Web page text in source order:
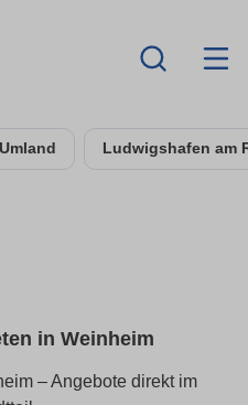
Ludwigshafen am
in Weinheim
– Angebote direkt im